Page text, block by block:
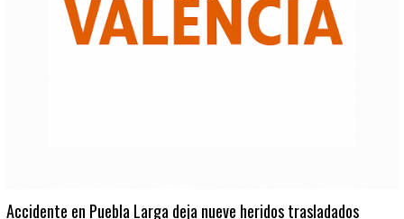
Accidente en Puebla Larga deja nueve heridos trasladados